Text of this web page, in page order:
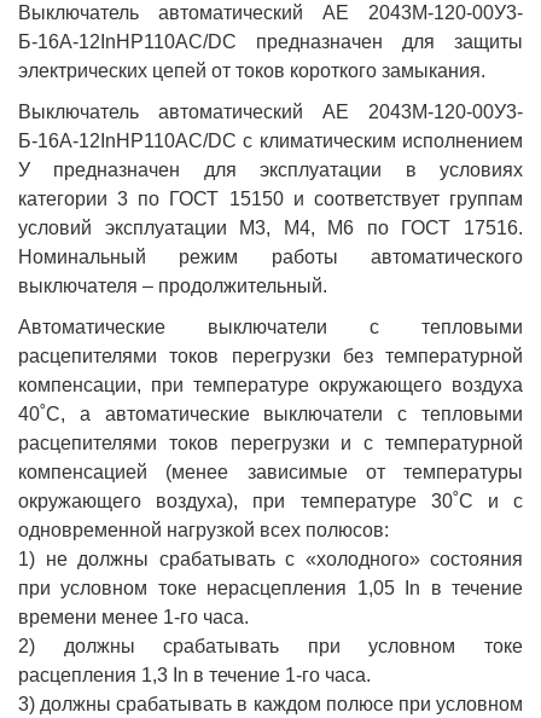
Выключатель автоматический АЕ 2043М-120-00У3-
Б-16А-12InНР110AC/DC предназначен для защиты
электрических цепей от токов короткого замыкания.
Выключатель автоматический АЕ 2043М-120-00У3-
Б-16А-12InНР110AC/DC с климатическим исполнением
У предназначен для эксплуатации в условиях
категории 3 по ГОСТ 15150 и соответствует группам
условий эксплуатации М3, М4, М6 по ГОСТ 17516.
Номинальный режим работы автоматического
выключателя – продолжительный.
Автоматические выключатели с тепловыми
расцепителями токов перегрузки без температурной
компенсации, при температуре окружающего воздуха
40˚С, а автоматические выключатели с тепловыми
расцепителями токов перегрузки и с температурной
компенсацией (менее зависимые от температуры
окружающего воздуха), при температуре 30˚С и с
одновременной нагрузкой всех полюсов:
1) не должны срабатывать с «холодного» состояния
при условном токе нерасцепления 1,05 In в течение
времени менее 1-го часа.
2) должны срабатывать при условном токе
расцепления 1,3 In в течение 1-го часа.
3) должны срабатывать в каждом полюсе при условном